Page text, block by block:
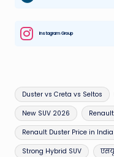
Instagram Group
Tags:
Duster vs Creta vs Seltos
New SUV 2026
Renault Duster Price in India
Strong Hybrid SUV